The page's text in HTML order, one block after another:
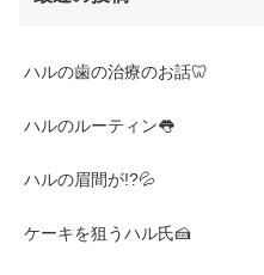
ハルの歯の治療のお話🦷
ハルのルーティン👅
ハルの眉間が!?💦
ケーキを狙うハル氏🍰